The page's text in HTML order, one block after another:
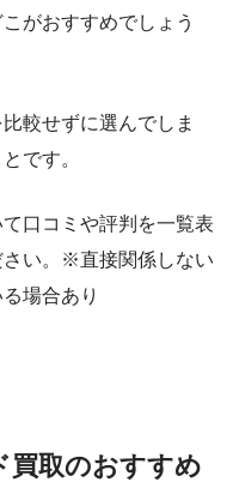
がおすすめでしょう
較せずに選んでしま
です。
口コミや評判を一覧表
さい。※直接関係しない
場合あり
買取のおすすめ